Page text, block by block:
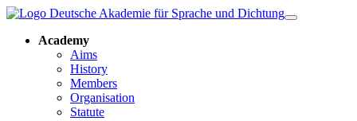
Academy
Aims
History
Members
Organisation
Statute